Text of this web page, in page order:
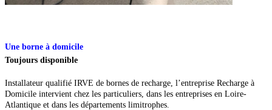
Une borne à domicile
Toujours disponible
Installateur qualifié IRVE de bornes de recharge, l’entreprise Recharge à
Domicile intervient chez les particuliers, dans les entreprises en Loire-
Atlantique et dans les départements limitrophes.